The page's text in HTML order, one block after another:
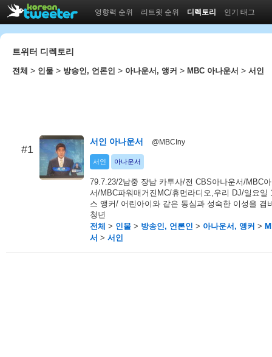
영향력 순위 리트윗 순위 디렉토리 인기 태그
트위터 디렉토리
전체 > 인물 > 방송인, 언론인 > 아나운서, 앵커 > MBC 아나운서 > 서인
#1
서인 아나운서 @MBCIny
서인 아나운서
79.7.23/2남중 장남 카투사/전 CBS아나운서/MBC
서/MBC파워매거진MC/휴먼라디오,우리 DJ/일요일
스 앵커/ 어린아이와 같은 동심과 성숙한 이성을 겸
청년
전체 > 인물 > 방송인, 언론인 > 아나운서, 앵커 >
서 > 서인